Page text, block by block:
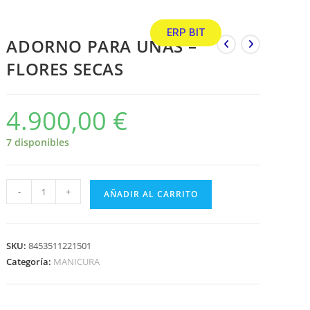
ERP BIT
ADORNO PARA UÑAS –
FLORES SECAS
4.900,00 €
7 disponibles
- + AÑADIR AL CARRITO
SKU:8453511221501
Categoría: MANICURA